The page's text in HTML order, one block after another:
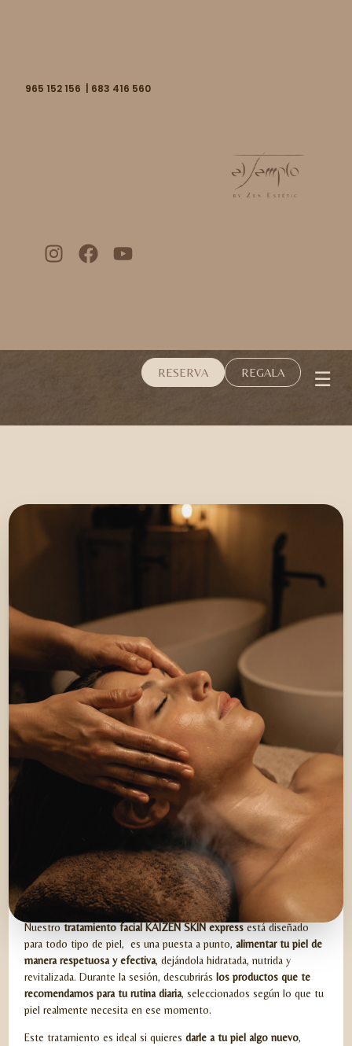
965 152 156 | 683 416 560
☰
REGALA
RESERVA
KAO KAIZEN SKIN
Nuestrotratamiento facial KAIZEN SKIN expressestá diseñado
para todo tipo de piel, es una puesta a punto,alimentar tu piel de
manera respetuosa y efectiva, dejándola hidratada, nutrida y
revitalizada. Durante la sesión, descubriráslos productos que te
recomendamos para tu rutina diaria, seleccionados según lo que tu
piel realmente necesita en ese momento.
Este tratamiento es ideal si quieresdarle a tu piel algo nuevo,